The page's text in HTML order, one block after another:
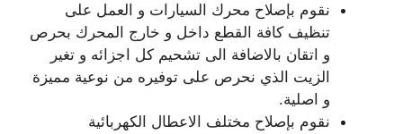
نقوم بإصلاح محرك السيارات و العمل على
تنظيف كافة القطع داخل و خارج المحرك بحرص
و اتقان بالاضافة الى تشحيم كل اجزائه و تغير
الزيت الذي نحرص على توفيره من نوعية مميزة
و اصلية.
نقوم بإصلاح مختلف الاعطال الكهربائية